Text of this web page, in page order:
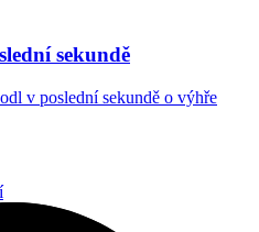
sekundě
v poslední sekundě o výhře